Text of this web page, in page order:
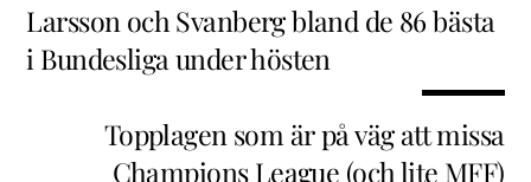
Larsson och Svanberg bland de 86 bästa
i Bundesliga under hösten
Topplagen som är på väg att missa
Champions League (och lite MFF)